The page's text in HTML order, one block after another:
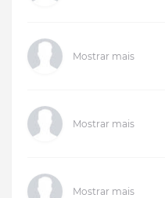
Mostrar mais
Mostrar mais
Mostrar mais